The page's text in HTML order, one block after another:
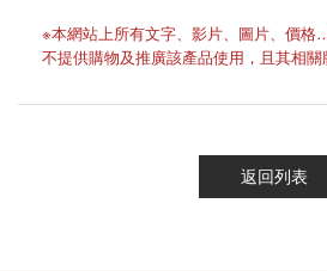
※本網站上所有文字、影片、圖片、價
不提供購物及推廣該產品使用，且其相關
返回列表